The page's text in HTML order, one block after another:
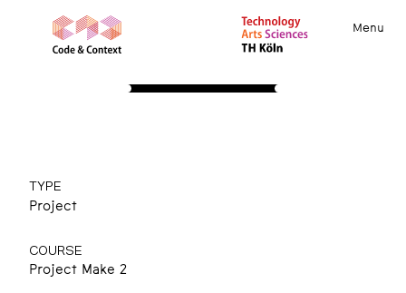
Menu
TYPE
Project
COURSE
Project Make 2